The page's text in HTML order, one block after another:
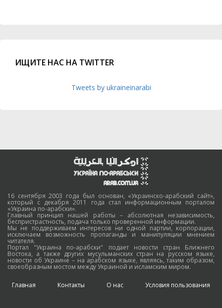
ИЩИТЕ НАС НА TWITTER
Tweets by ukraineinarabi
16 сентября 2003 года был основан, «Украинско-арабский сайт»,
который с декабря 2011 года стал информационным порталом
«Украина по-арабски».
Главный принцип нашей работы – абсолютная независимость,
беспристрастность, подача только проверенной информации.
Мы не поддерживаем интересов ни одной партии, корпорации,
исключаем возможность пропаганды и манипуляции мнением
читателя.
Портал "Украина по-арабски" подает новости стран Ближнего
Востока, а также других мусульманских стран на русском языке,
новости об Украине – на арабском языке, являясь, таким образом,
своеобразным мостом между Украиной и исламским миром.
Главная Контакты О нас Условия пользования